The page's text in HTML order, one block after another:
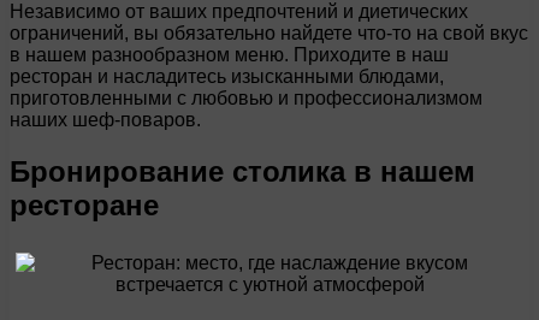
Независимо от ваших предпочтений и диетических
ограничений, вы обязательно найдете что-то на свой вкус
в нашем разнообразном меню. Приходите в наш
ресторан и насладитесь изысканными блюдами,
приготовленными с любовью и профессионализмом
наших шеф-поваров.
Бронирование столика в нашем
ресторане